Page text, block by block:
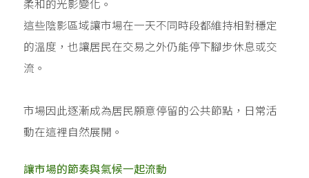
柔和的光影變化。
這些陰影區域讓市場在一天不同時段都維持相對穩定
的溫度，也讓居民在交易之外仍能停下腳步休息或交
流。
市場因此逐漸成為居民願意停留的公共節點，日常活
動在這裡自然展開。
讓市場的節奏與氣候一起流動